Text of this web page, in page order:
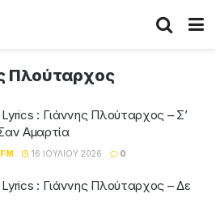
Πλούταρχος
Lyrics : Γιάννης Πλούταρχος – Σ’
Αμαρτία
16 ΙΟΥΛΊΟΥ 2026 0
Lyrics : Γιάννης Πλούταρχος – Δε